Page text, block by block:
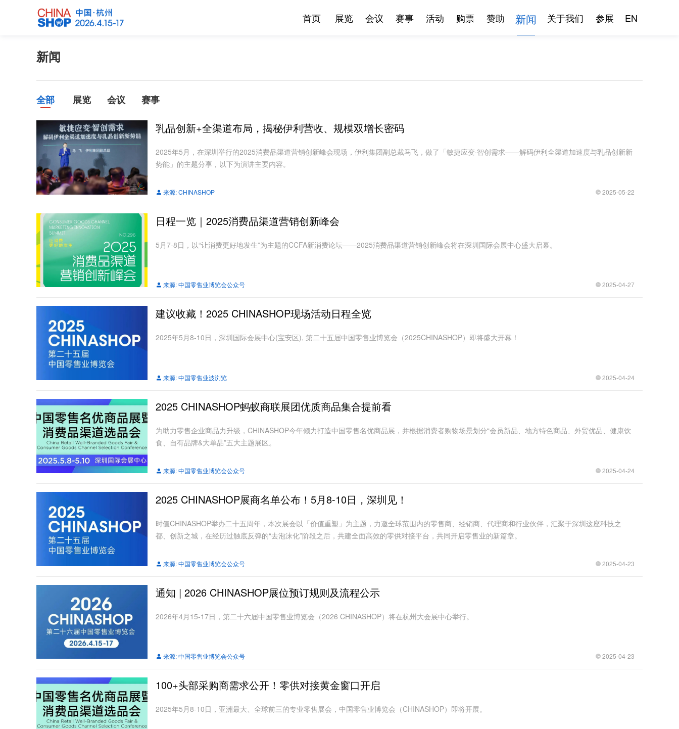
首页 展览 会议 赛事 活动 购票 赞助 新闻 关于我们 参展 EN
新闻
全部 展览 会议 赛事
乳品创新+全渠道布局，揭秘伊利营收、规模双增长密码
2025年5月，在深圳举行的2025消费品渠道营销创新峰会现场，伊利集团副总裁马飞，做了「敏捷应变·智创需求——解码伊利全渠道加速度与乳品创新新
势能」的主题分享，以下为演讲主要内容。
来源:CHINASHOP 2025-05-22
日程一览｜2025消费品渠道营销创新峰会
5月7-8日，以“让消费更好地发生”为主题的CCFA新消费论坛——2025消费品渠道营销创新峰会将在深圳国际会展中心盛大启幕。
来源:中国零售业博览会公众号 2025-04-27
建议收藏！2025 CHINASHOP现场活动日程全览
2025年5月8-10日，深圳国际会展中心(宝安区), 第二十五届中国零售业博览会（2025CHINASHOP）即将盛大开幕！
来源:中国零售业波浏览 2025-04-24
2025 CHINASHOP蚂蚁商联展团优质商品集合提前看
为助力零售企业商品力升级，CHINASHOP今年倾力打造中国零售名优商品展，并根据消费者购物场景划分“会员新品、地方特色商品、外贸优品、健康饮
食、自有品牌&大单品”五大主题展区。
来源:中国零售业博览会公众号 2025-04-24
2025 CHINASHOP展商名单公布！5月8-10日，深圳见！
时值CHINASHOP举办二十五周年，本次展会以「价值重塑」为主题，力邀全球范围内的零售商、经销商、代理商和行业伙伴，汇聚于深圳这座科技之
都、创新之城，在经历过触底反弹的“去泡沫化”阶段之后，共建全面高效的零供对接平台，共同开启零售业的新篇章。
来源:中国零售业博览会公众号 2025-04-23
通知 | 2026 CHINASHOP展位预订规则及流程公示
2026年4月15-17日，第二十六届中国零售业博览会（2026 CHINASHOP）将在杭州大会展中心举行。
来源:中国零售业博览会公众号 2025-04-23
100+头部采购商需求公开！零供对接黄金窗口开启
2025年5月8-10日，亚洲最大、全球前三的专业零售展会，中国零售业博览会（CHINASHOP）即将开展。